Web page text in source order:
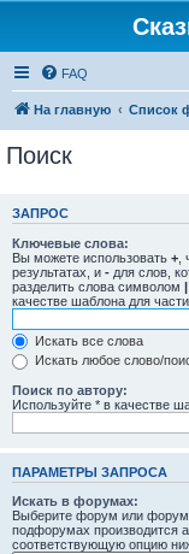
FAQ
На главную Список
Поиск
ЗАПРОС
Ключевые слова:
Вы можете использовать +
результатах, и - для слов,
разделить слова символом |
качестве шаблона для
Искать все слова
Искать любое слово/
Поиск по автору:
Используйте * в качестве
ПАРАМЕТРЫ ЗАПРОСА
Искать в форумах:
Выберите форум или
подфорумах производится
соответствующую опцию